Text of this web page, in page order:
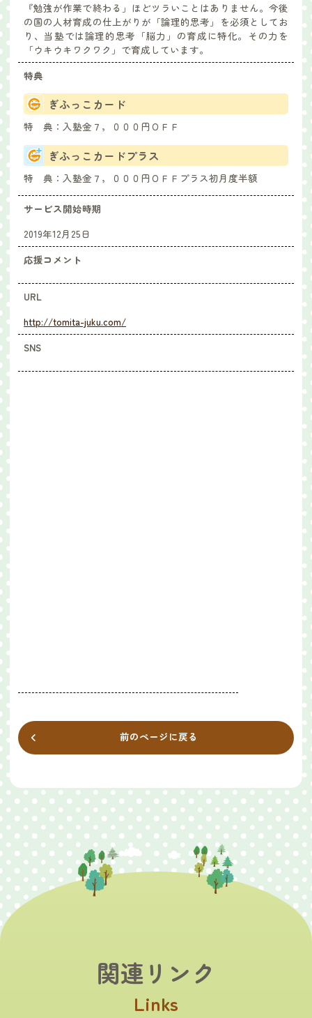
『勉強が作業で終わる」ほどツラいことはありません。今後
の国の人材育成の仕上がりが「論理的思考」を必須としてお
り、当塾では論理的思考「脳力」の育成に特化。その力を
「ウキウキワクワク」で育成しています。
特典
ぎふっこカード
特 典： 入塾金７，０００円ＯＦＦ
ぎふっこカードプラス
特 典： 入塾金７，０００円ＯＦＦプラス初月度半額
サービス開始時期
2019年12月25日
応援コメント
URL
http://tomita-juku.com/
SNS
前のページに戻る
関連リンク
Links